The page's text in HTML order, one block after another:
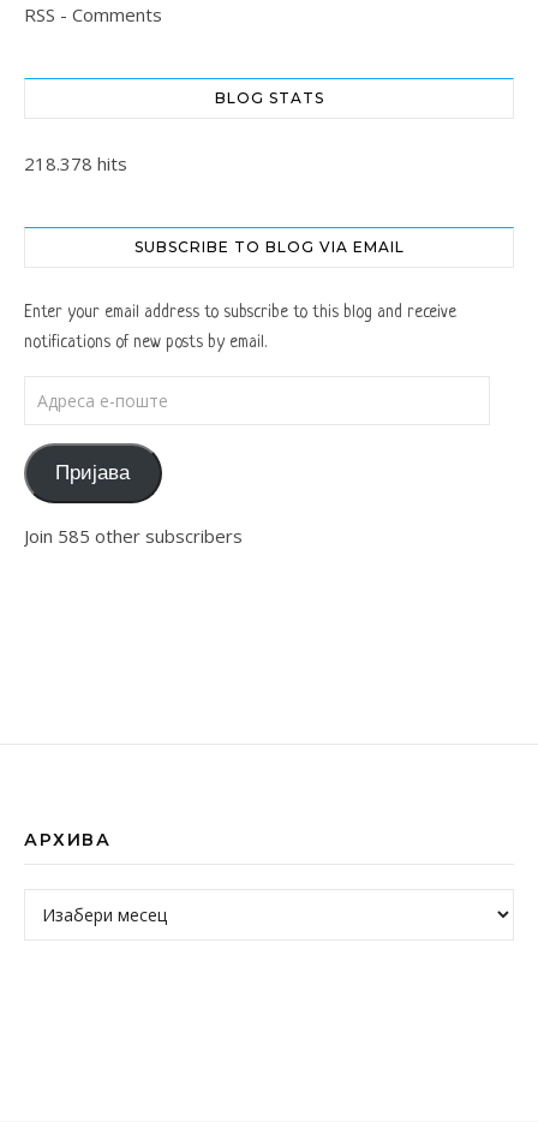
RSS - Comments
BLOG STATS
218.378 hits
SUBSCRIBE TO BLOG VIA EMAIL
Enter your email address to subscribe to this blog and receive
notifications of new posts by email.
Пријава
Join 585 other subscribers
АРХИВА
Архива